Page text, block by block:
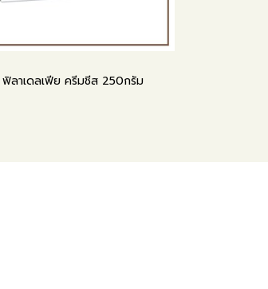
ฟิลาเดลเฟีย ครีมชีส 250กรัม